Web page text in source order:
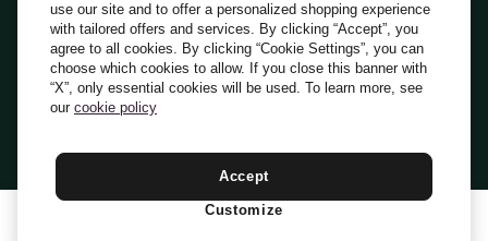
Domande frequenti
Lavora con noi
Diventa Shopper
Investitori
PrivacyCookiePreferenze Cookie
Termini e Condizioni
Italiano
use our site and to offer a personalized shopping experience
with tailored offers and services. By clicking “Accept”, you
agree to all cookies. By clicking “Cookie Settings”, you can
choose which cookies to allow. If you close this banner with
“X”, only essential cookies will be used. To learn more, see
our cookie policy
Accept
Customize